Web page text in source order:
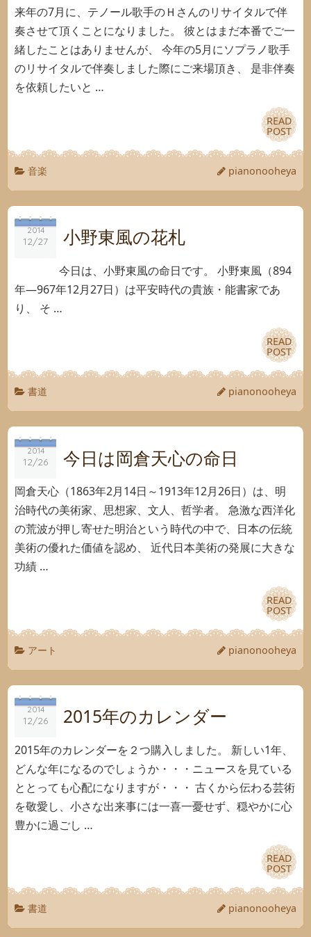
来年の7月に、テノール歌手のＨさんのリサイタルで伴
奏させて頂くことになりました。 彼とはまだ本番でご一
緒したことはありませんが、 今年の5月にソプラノ歌手
のリサイタルで伴奏しました際にご来場頂き、 是非伴奏
を依頼したいと …
READ
POST
READ
POST
音楽 pianonooheya
2014
12/27
2014
12/27 小野東風の花札
今日は、小野東風の命日です。 小野東風（894
年―967年12月27日）は平安時代の貴族・能書家であ
り、 そ …
READ
POST
READ
POST
書道 pianonooheya
2014
12/26
2014
12/26 今日は岡倉天心の命日
岡倉天心（1863年2月14日～1913年12月26日）は、明
治時代の美術家、思想家、文人、哲学者。 急激な西洋化
の荒波が押し寄せた明治という時代の中で、日本の伝統
美術の優れた価値を認め、 近代日本美術の発展に大きな
功績 …
READ
POST
READ
POST
アート pianonooheya
2014
12/26
2014
12/26 2015年のカレンダー
2015年のカレンダーを２つ購入しました。 新しい1年、
どんな年になるのでしょうか・・・ニュースを見ている
ととっても心配になりますが・・・ 古くから伝わる芸術
を敬愛し、小さな出来事には一喜一憂せず、穏やかに心
豊かに過ごし …
READ
POST
READ
POST
書道 pianonooheya